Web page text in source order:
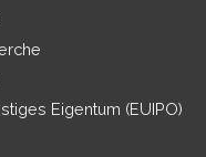
Eigentum (EUIPO)